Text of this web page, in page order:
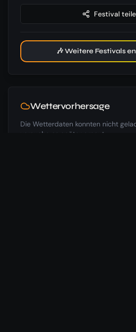
Festival
🎶 Weitere Festivals
Wettervorhersage
Die Wetterdaten konnten nicht
versuche es später erneut.